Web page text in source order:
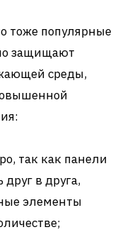
тоже популярные
защищают
среды,
так как панели
друг в друга,
элементы